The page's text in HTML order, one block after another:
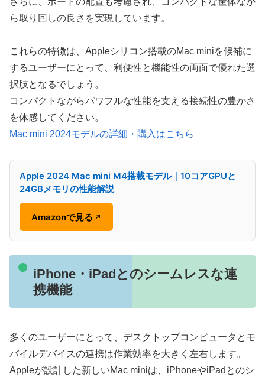
ら取り回しの良さを実現しています。
これらの特徴は、Appleシリコン搭載のMac miniを候補に
するユーザーにとって、利便性と機能性の両面で優れた選
択肢となるでしょう。
コンパクトながらパワフルな性能を支える接続性の豊かさ
を体感してください。
Mac mini 2024モデルの詳細・購入はこちら
Apple 2024 Mac mini M4搭載モデル｜10コアGPUと
24GBメモリの性能解説
Amazonで見る ↗
iPhone・iPadとのシームレスな連
携機能
多くのユーザーにとって、デスクトップコンピュータとモ
バイルデバイスの連携は作業効率を大きく左右します。
Appleが設計した新しいMac miniは、iPhoneやiPadとのシ